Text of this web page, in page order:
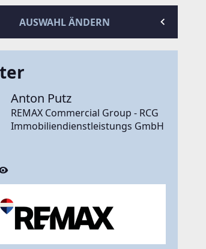
AUSWAHL ÄNDERN
Anton Putz
REMAX Commercial Group - RCG
Immobiliendienstleistungs GmbH